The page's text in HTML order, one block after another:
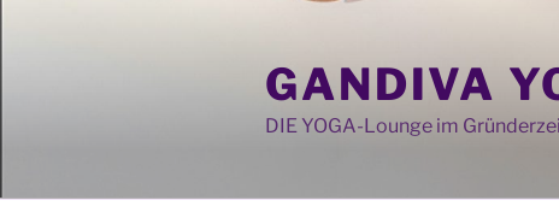
GANDIVA
DIE YOGA-Lounge im